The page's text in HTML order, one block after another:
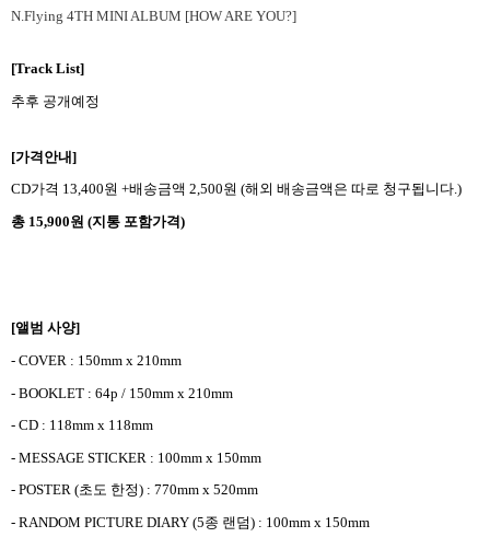
N.Flying 4TH MINI ALBUM [HOW ARE YOU?]
[Track List]
추후 공개예정
[가격안내]
CD가격 13,400원 +배송금액 2,500원 (해외 배송금액은 따로 청구됩니다.)
총 15,900원 (지통 포함가격)
[앨범 사양]
- COVER : 150mm x 210mm
- BOOKLET : 64p / 150mm x 210mm
- CD : 118mm x 118mm
- MESSAGE STICKER : 100mm x 150mm
- POSTER (초도 한정) : 770mm x 520mm
- RANDOM PICTURE DIARY (5종 랜덤) : 100mm x 150mm